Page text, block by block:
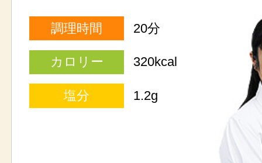
調理時間 20分
カロリー 320kcal
塩分 1.2g